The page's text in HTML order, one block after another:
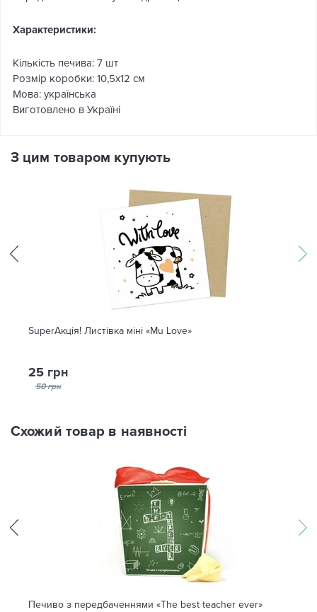
Характеристики:
Кількість печива: 7 шт
Розмір коробки: 10,5х12 см
Мова: українська
Виготовлено в Україні
З цим товаром купують
SuperАкція! Листівка міні «Mu Love»
25 грн
50 грн
Схожий товар в наявності
Печиво з передбаченнями «The best teacher ever»